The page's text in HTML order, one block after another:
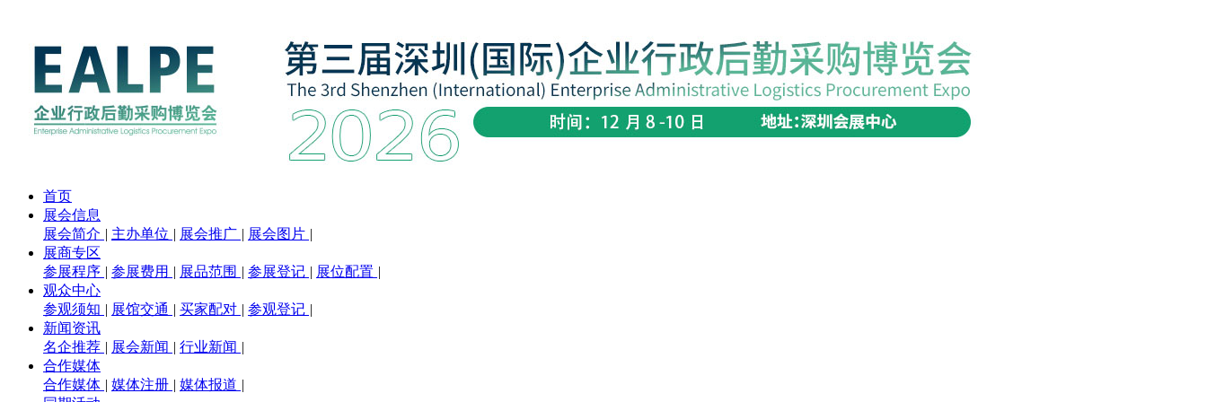
首页
展会信息
展会简介 | 主办单位 | 展会推广 | 展会图片 |
展商专区
参展程序 | 参展费用 | 展品范围 | 参展登记 | 展位配置 |
观众中心
参观须知 | 展馆交通 | 买家配对 | 参观登记 |
新闻资讯
名企推荐 | 展会新闻 | 行业新闻 |
合作媒体
合作媒体 | 媒体注册 | 媒体报道 |